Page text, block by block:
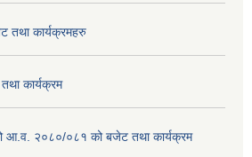
कार्यक्रमहरु
कार्यक्रम
आ.व. २०८०/०८१ को बजेट तथा कार्यक्रम